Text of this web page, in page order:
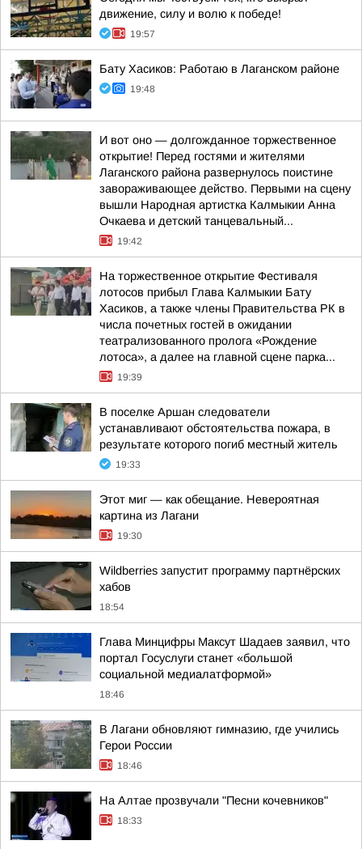
движение, силу и волю к победе!
19:57
Бату Хасиков: Работаю в Лаганском районе
19:48
И вот оно — долгожданное торжественное
открытие! Перед гостями и жителями
Лаганского района развернулось поистине
завораживающее действо. Первыми на сцену
вышли Народная артистка Калмыкии Анна
Очкаева и детский танцевальный...
19:42
На торжественное открытие Фестиваля
лотосов прибыл Глава Калмыкии Бату
Хасиков, а также члены Правительства РК в
числа почетных гостей в ожидании
театрализованного пролога «Рождение
лотоса», а далее на главной сцене парка...
19:39
В поселке Аршан следователи
устанавливают обстоятельства пожара, в
результате которого погиб местный житель
19:33
Этот миг — как обещание. Невероятная
картина из Лагани
19:30
Wildberries запустит программу партнёрских
хабов
18:54
Глава Минцифры Максут Шадаев заявил, что
портал Госуслуги станет «большой
социальной медиалатформой»
18:46
В Лагани обновляют гимназию, где учились
Герои России
18:46
На Алтае прозвучали "Песни кочевников"
18:33